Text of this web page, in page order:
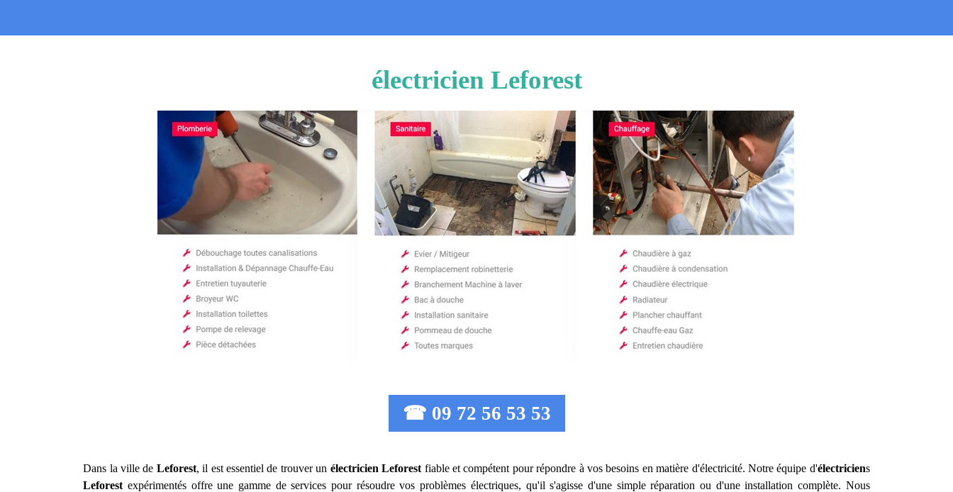
électricien Leforest
☎ 09 72 56 53 53
Dans la ville de Leforest, il est essentiel de trouver un électricien Leforest fiable et compétent pour répondre à vos besoins en matière d'électricité. Notre équipe d'électriciens
Leforest expérimentés offre une gamme de services pour résoudre vos problèmes électriques, qu'il s'agisse d'une simple réparation ou d'une installation complète. Nous